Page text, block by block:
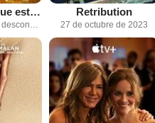
No dejemos que esta noche todo se pierda Retribution
27 de octubre de 2023